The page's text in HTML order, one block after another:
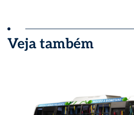
Veja também